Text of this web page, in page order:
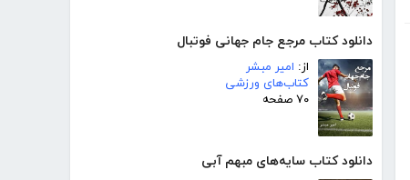
دانلود کتاب مرجع جام جهانی فوتبال
از: امیر مبشر
کتاب‌های ورزشی
۷۰ صفحه
دانلود کتاب سایه‌های مبهم آبی